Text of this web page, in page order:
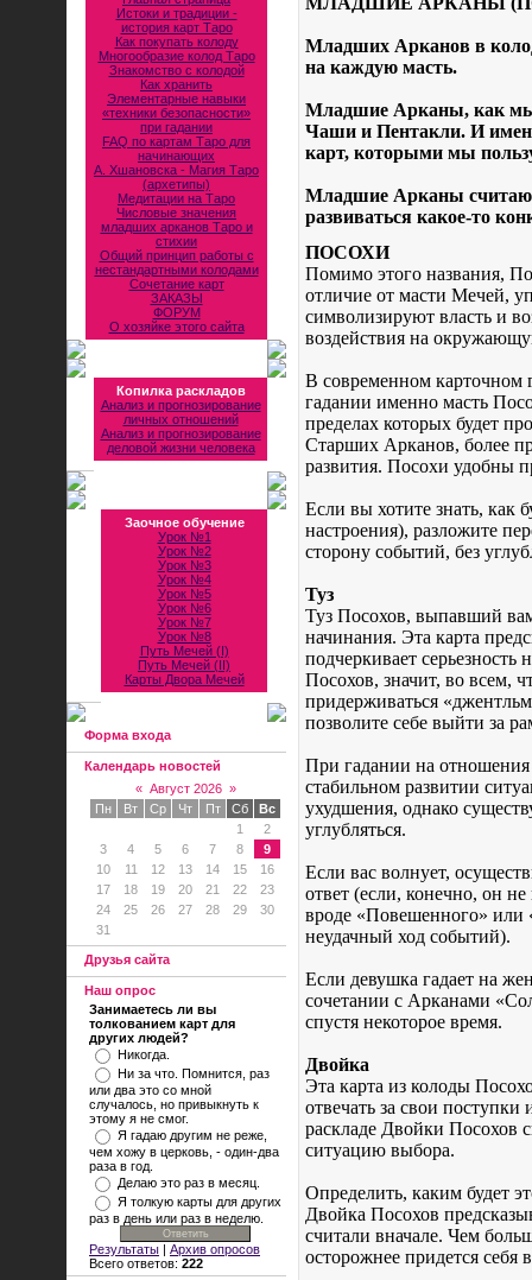
Истоки и традиции -
история карт Таро
Как покупать колоду
Многообразие колод Таро
Знакомство с колодой
Как хранить
Элементарные навыки
«техники безопасности»
при гадании
FAQ по картам Таро для
начинающих
А. Хшановска - Магия Таро
(архетипы)
Медитации на Таро
Числовые значения
младших арканов Таро и
стихии
Общий принцип работы с
нестандартными колодами
Сочетание карт
ЗАКАЗЫ
ФОРУМ
О хозяйке этого сайта
Копилка раскладов
Анализ и прогнозирование
личных отношений
Анализ и прогнозирование
деловой жизни человека
Заочное обучение
Урок №1
Урок №2
Урок №3
Урок №4
Урок №5
Урок №6
Урок №7
Урок №8
Путь Мечей (I)
Путь Мечей (II)
Карты Двора Мечей
Форма входа
Календарь новостей
« Август 2026 »
Пн
Вт Ср Чт Пт Сб
Вс
1
2
3
4 5 6 7 8
9
10
11 12 13 14 15
16
17
18 19 20 21 22
23
24
25 26 27 28 29
30
31
Друзья сайта
Наш опрос
Занимаетесь ли вы
толкованием карт для
других людей?
Никогда.
Ни за что. Помнится, раз
или два это со мной
случалось, но привыкнуть к
этому я не смог.
Я гадаю другим не реже,
чем хожу в церковь, - один-два
раза в год.
Делаю это раз в месяц.
Я толкую карты для других
раз в день или раз в неделю.
Результаты | Архив опросов
Всего ответов: 222
Младших Арканов в
на каждую масть.
Младшие Арканы, как мы
Чаши и Пентакли. И
карт, которыми мы
Младшие Арканы
развиваться какое-то
ПОСОХИ
Помимо этого названия,
отличие от масти Мечей,
символизируют власть и
воздействия на
В современном карточном
гадании именно масть
пределах которых будет
Старших Арканов, более
развития. Посохи удобны
Если вы хотите знать, как
настроения), разложите
сторону событий, без
Туз
Туз Посохов, выпавший
начинания. Эта карта
подчеркивает
Посохов, значит, во всем,
придерживаться
позволите себе выйти за
При гадании на отношения
стабильном развитии
ухудшения, однако
углубляться.
Если вас волнует,
ответ (если, конечно, он
вроде «Повешенного» или
неудачный ход событий).
Если девушка гадает на
сочетании с Арканами
спустя некоторое время.
Двойка
Эта карта из колоды
отвечать за свои
раскладе Двойки Посохов
ситуацию выбора.
Определить, каким будет
Двойка Посохов
считали вначале. Чем
осторожнее придется себя